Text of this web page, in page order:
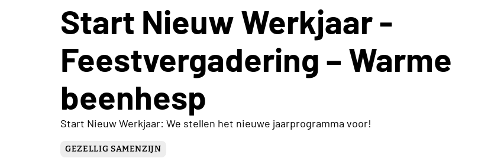
Start Nieuw Werkjaar -
Feestvergadering – Warme
beenhesp
Start Nieuw Werkjaar: We stellen het nieuwe jaarprogramma voor!
GEZELLIG SAMENZIJN